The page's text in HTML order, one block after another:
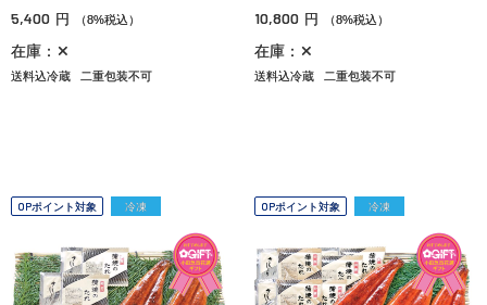
5,400 円 （8%税込）
在庫：✕
送料込冷蔵 二重包装不可
10,800 円 （8%税込）
在庫：✕
送料込冷蔵 二重包装不可
OPポイント対象 冷凍 OPポイント対象 冷凍